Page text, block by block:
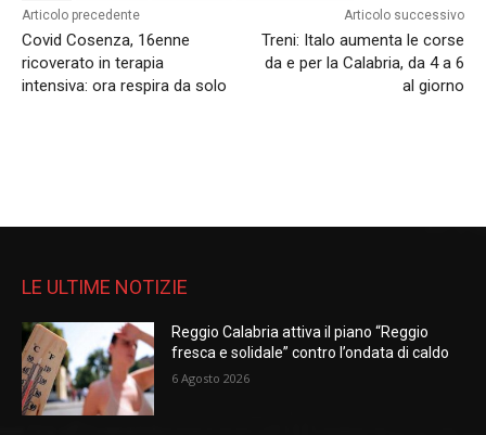
Articolo precedente
Covid Cosenza, 16enne
ricoverato in terapia
intensiva: ora respira da solo
Articolo successivo
Treni: Italo aumenta le corse
da e per la Calabria, da 4 a 6
al giorno
LE ULTIME NOTIZIE
Reggio Calabria attiva il piano “Reggio
fresca e solidale” contro l’ondata di caldo
6 Agosto 2026